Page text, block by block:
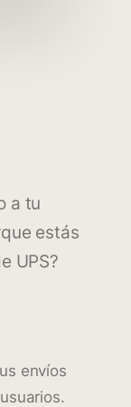
a tu
estás
UPS?
envíos